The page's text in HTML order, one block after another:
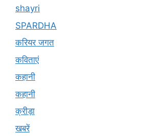
shayri
SPARDHA
करियर जगत
कविताएं
कहानी
कहानी
क्रीड़ा
खबरें